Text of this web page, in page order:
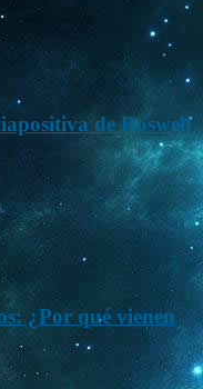
de Roswell
¿Por qué vienen